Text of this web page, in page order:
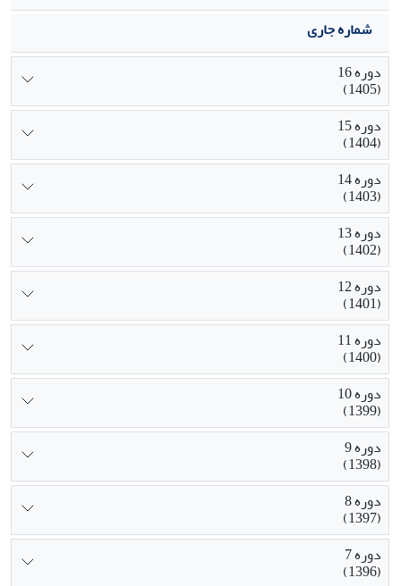
شماره جاری
دوره 16
(1405)
دوره 15
(1404)
دوره 14
(1403)
دوره 13
(1402)
دوره 12
(1401)
دوره 11
(1400)
دوره 10
(1399)
دوره 9
(1398)
دوره 8
(1397)
دوره 7
(1396)